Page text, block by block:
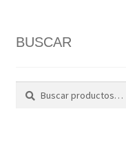
BUSCAR
Buscar